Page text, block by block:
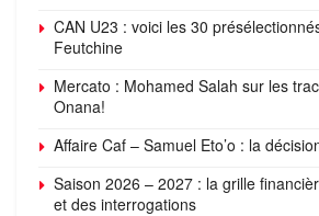
CAN U23 : voici les 30
Feutchine
Mercato : Mohamed Salah sur les
Onana!
Affaire Caf – Samuel Eto’o : la
Saison 2026 – 2027 : la grille
et des interrogations